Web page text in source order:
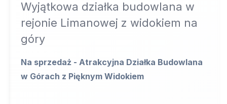
Wyjątkowa działka budowlana w
rejonie Limanowej z widokiem na
góry
Na sprzedaż - Atrakcyjna Działka Budowlana
w Górach z Pięknym Widokiem